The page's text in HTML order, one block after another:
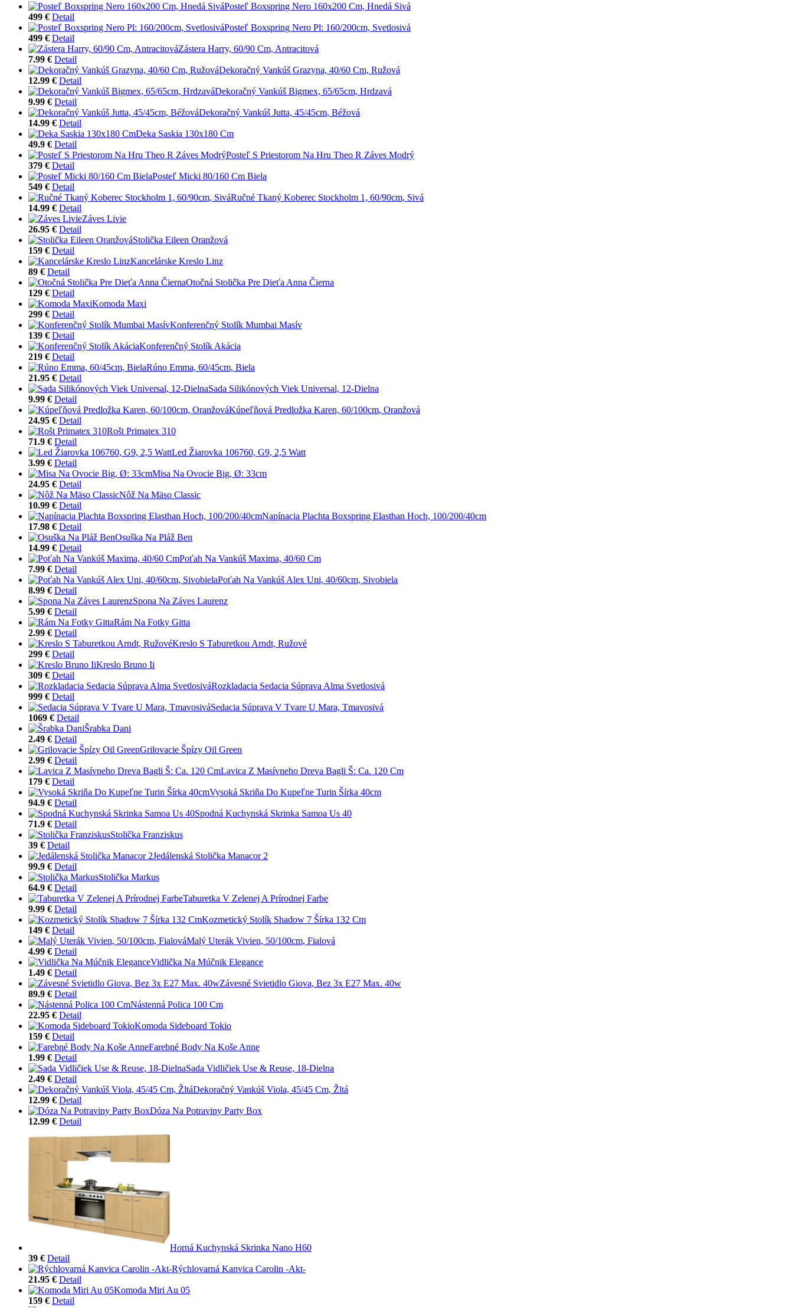
Posteľ Boxspring Nero 160x200 Cm, Hnedá Sivá
499 € Detail
Posteľ Boxspring Nero Pl: 160/200cm, Svetlosivá
499 € Detail
Zástera Harry, 60/90 Cm, Antracitová
7.99 € Detail
Dekoračný Vankúš Grazyna, 40/60 Cm, Ružová
12.99 € Detail
Dekoračný Vankúš Bigmex, 65/65cm, Hrdzavá
9.99 € Detail
Dekoračný Vankúš Jutta, 45/45cm, Béžová
14.99 € Detail
Deka Saskia 130x180 Cm
49.9 € Detail
Posteľ S Priestorom Na Hru Theo R Záves Modrý
379 € Detail
Posteľ Micki 80/160 Cm Biela
549 € Detail
Ručné Tkaný Koberec Stockholm 1, 60/90cm, Sivá
14.99 € Detail
Záves Livie
26.95 € Detail
Stolička Eileen Oranžová
159 € Detail
Kancelárske Kreslo Linz
89 € Detail
Otočná Stolička Pre Dieťa Anna Čierna
129 € Detail
Komoda Maxi
299 € Detail
Konferenčný Stolík Mumbai Masív
139 € Detail
Konferenčný Stolík Akácia
219 € Detail
Rúno Emma, 60/45cm, Biela
21.95 € Detail
Sada Silikónových Viek Universal, 12-Dielna
9.99 € Detail
Kúpeľňová Predložka Karen, 60/100cm, Oranžová
24.95 € Detail
Rošt Primatex 310
71.9 € Detail
Led Žiarovka 106760, G9, 2,5 Watt
3.99 € Detail
Misa Na Ovocie Big, Ø: 33cm
24.95 € Detail
Nôž Na Mäso Classic
10.99 € Detail
Napínacia Plachta Boxspring Elasthan Hoch, 100/200/40cm
17.98 € Detail
Osuška Na Pláž Ben
14.99 € Detail
Poťah Na Vankúš Maxima, 40/60 Cm
7.99 € Detail
Poťah Na Vankúš Alex Uni, 40/60cm, Sivobiela
8.99 € Detail
Spona Na Záves Laurenz
5.99 € Detail
Rám Na Fotky Gitta
2.99 € Detail
Kreslo S Taburetkou Arndt, Ružové
299 € Detail
Kreslo Bruno Ii
309 € Detail
Rozkladacia Sedacia Súprava Alma Svetlosivá
999 € Detail
Sedacia Súprava V Tvare U Mara, Tmavosivá
1069 € Detail
Šrabka Dani
2.49 € Detail
Grilovacie Špízy Oil Green
2.99 € Detail
Lavica Z Masívneho Dreva Bagli Š: Ca. 120 Cm
179 € Detail
Vysoká Skriňa Do Kupeľne Turin Šírka 40cm
94.9 € Detail
Spodná Kuchynská Skrinka Samoa Us 40
71.9 € Detail
Stolička Franziskus
39 € Detail
Jedálenská Stolička Manacor 2
99.9 € Detail
Stolička Markus
64.9 € Detail
Taburetka V Zelenej A Prírodnej Farbe
9.99 € Detail
Kozmetický Stolík Shadow 7 Šírka 132 Cm
149 € Detail
Malý Uterák Vivien, 50/100cm, Fialová
4.99 € Detail
Vidlička Na Múčnik Elegance
1.49 € Detail
Závesné Svietidlo Giova, Bez 3x E27 Max. 40w
89.9 € Detail
Nástenná Polica 100 Cm
22.95 € Detail
Komoda Sideboard Tokio
159 € Detail
Farebné Body Na Koše Anne
1.99 € Detail
Sada Vidličiek Use & Reuse, 18-Dielna
2.49 € Detail
Dekoračný Vankúš Viola, 45/45 Cm, Žltá
12.99 € Detail
Dóza Na Potraviny Party Box
12.99 € Detail
Horná Kuchynská Skrinka Nano H60
39 € Detail
Rýchlovarná Kanvica Carolin -Akt-
21.95 € Detail
Komoda Miri Au 05
159 € Detail